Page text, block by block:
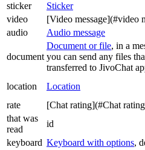
sticker
Sticker
video
[Video message](#video
audio
Audio message
document
Document or file, in a
you can send any files
transferred to JivoChat
location Location
rate
[Chat rating](#Chat
that was
read
id
keyboard Keyboard with options,